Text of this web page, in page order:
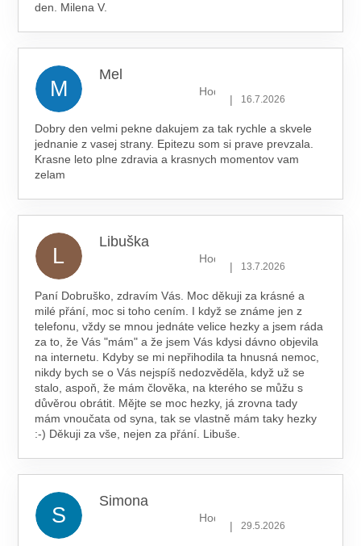
den. Milena V.
M
Mel
Hodnocení obchodu je 5 z 5
| 16.7.2026
Dobry den velmi pekne dakujem za tak rychle a skvele
jednanie z vasej strany. Epitezu som si prave prevzala.
Krasne leto plne zdravia a krasnych momentov vam
zelam
L
Libuška
Hodnocení obchodu je 5 z 5
| 13.7.2026
Paní Dobruško, zdravím Vás. Moc děkuji za krásné a
milé přání, moc si toho cením. I když se známe jen z
telefonu, vždy se mnou jednáte velice hezky a jsem ráda
za to, že Vás "mám" a že jsem Vás kdysi dávno objevila
na internetu. Kdyby se mi nepřihodila ta hnusná nemoc,
nikdy bych se o Vás nejspíš nedozvěděla, když už se
stalo, aspoň, že mám člověka, na kterého se můžu s
důvěrou obrátit. Mějte se moc hezky, já zrovna tady
mám vnoučata od syna, tak se vlastně mám taky hezky
:-) Děkuji za vše, nejen za přání. Libuše.
S
Simona
Hodnocení obchodu je 5 z 5
| 29.5.2026